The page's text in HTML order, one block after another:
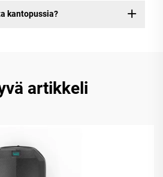
kantopussia?
artikkeli